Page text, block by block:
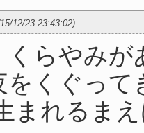
12/23 23:43:02)
らやみが
をくぐっ
まれるま